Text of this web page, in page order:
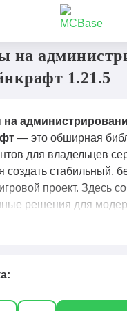
Плагины
на
1.21.5
на
— это обширная
для владельцев
создать стабильный,
проект. Здесь
решения для
Каждый плагин